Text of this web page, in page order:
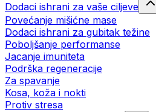
Dodaci ishrani za vaše ciljeve
Povećanje mišićne mase
Dodaci ishrani za gubitak težine
Poboljšanje performanse
Jacanje imuniteta
Podrška regeneracije
Za spavanje
Kosa, koža i nokti
Protiv stresa